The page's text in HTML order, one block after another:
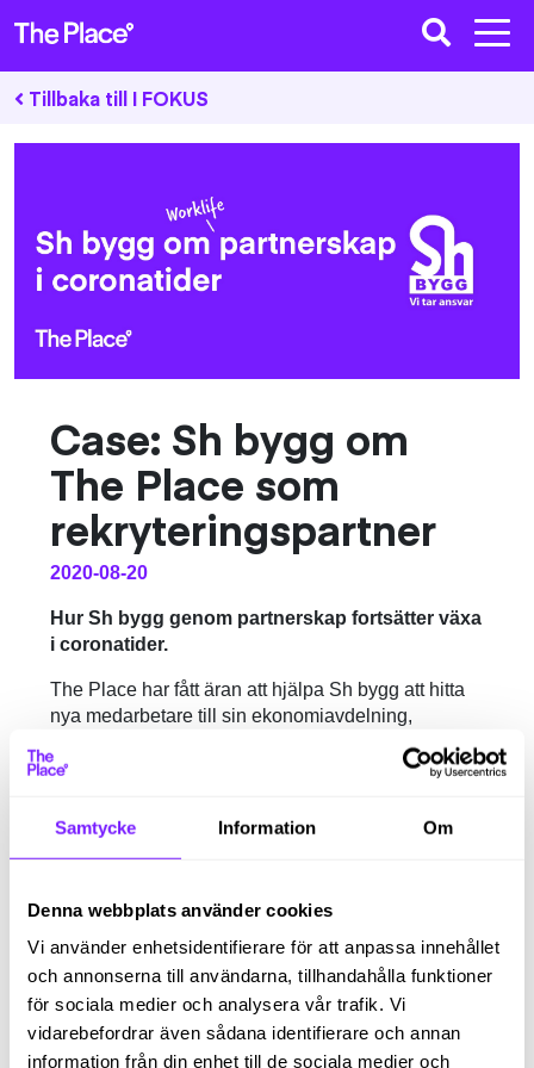
Samtycke Information Om
Denna webbplats använder cookies
Vi använder enhetsidentifierare för att anpassa innehållet
och annonserna till användarna, tillhandahålla funktioner
för sociala medier och analysera vår trafik. Vi
vidarebefordrar även sådana identifierare och annan
information från din enhet till de sociala medier och
Tillbaka till I FOKUS
Case: Sh bygg om
The Place som
rekryteringspartner
2020-08-20
Hur Sh bygg genom partnerskap fortsätter växa
i coronatider.
The Place har fått äran att hjälpa Sh bygg att hitta
nya medarbetare till sin ekonomiavdelning,
nämligen en ekonomiassistent. För oss är det alltid
lite extra roligt att få samarbeta med företag som
Sh bygg är ett av branschens äldsta
företagen där ute gör de inte mindre nytänkande
och moderna. De är till exempel Sveriges första
byggbolag att menssäkra sina toaletter. Det ni!
Såhär säger Arnold Bergman på Sh bygg
om oss: